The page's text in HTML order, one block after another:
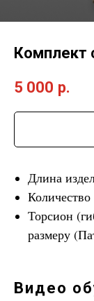
Комплект
5 000 р.
Длина
Торсион
размеру
Видео